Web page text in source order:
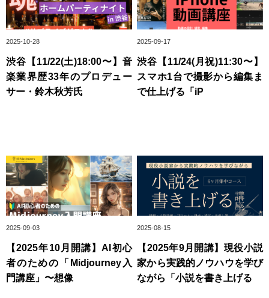
2025-10-28
渋谷【11/22(土)18:00〜】音
楽業界歴33年のプロデュー
サー・鈴木秋芳氏
2025-09-17
渋谷【11/24(月祝)11:30〜】
スマホ1台で撮影から編集ま
で仕上げる「iP
2025-09-03
【2025年10月開講】AI初心
者のための「Midjourney入
門講座」〜想像
2025-08-15
【2025年9月開講】現役小説
家から実践的ノウハウを学び
ながら「小説を書き上げる